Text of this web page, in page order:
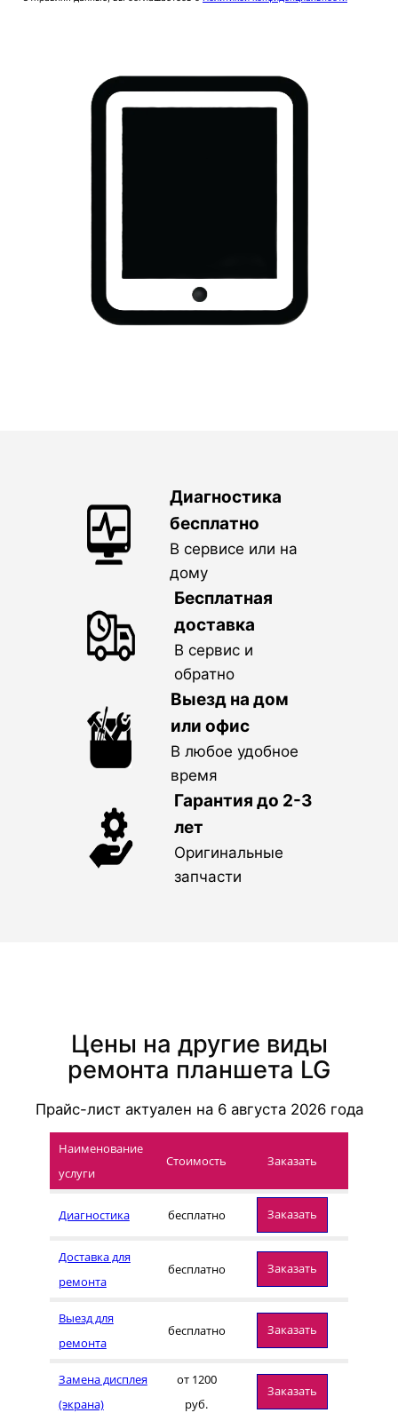
Диагностика
бесплатно
В сервисе или на
дому
Бесплатная
доставка
В сервис и
обратно
Выезд на дом
или офис
В любое удобное
время
Гарантия до 2-3
лет
Оригинальные
запчасти
Цены на другие виды
ремонта планшета LG
Прайс-лист актуален на 6 августа 2026года
Наименование
услуги
Стоимость Заказать
Диагностика бесплатно Заказать
Доставка для
ремонта
бесплатно Заказать
Выезд для
ремонта
бесплатно Заказать
Замена дисплея
(экрана)
от 1200
руб.
Заказать